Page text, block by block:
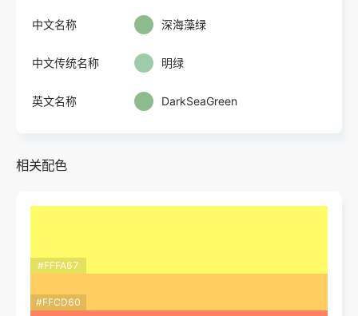
中文名称 深海藻绿
中文传统名称 明绿
英文名称 DarkSeaGreen
相关配色
#FFFA67
#FFCD60